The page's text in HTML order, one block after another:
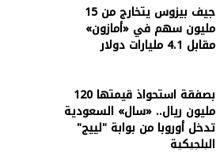
جيف بيزوس يتخارج من 15
مليون سهم في «أمازون»
مقابل 4.1 مليارات دولار
بصفقة استحواذ قيمتها 120
مليون ريال.. «سال» السعودية
تدخل أوروبا من بوابة "لييج"
البلجيكية